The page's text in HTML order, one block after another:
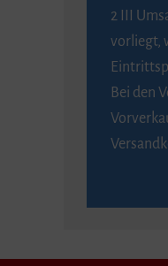
2 III
vorliegt,
Bei den